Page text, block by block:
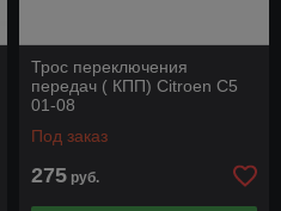
Трос переключения
передач ( КПП) Citroen C5
01-08
Под заказ
275 руб.